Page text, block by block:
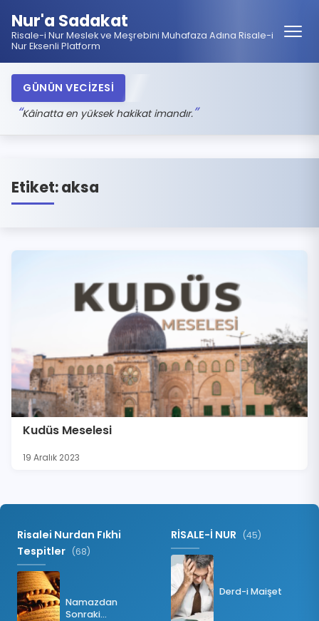
Nur'a Sadakat
Risale-i Nur Meslek ve Meşrebini Muhafaza Adına Risale-i
Nur Eksenli Platform
GÜNÜN VECİZESİ
Kâinatta en yüksek hakikat imandır.
Etiket:aksa
Kudüs Meselesi
19 Aralık 2023
Risalei Nurdan Fıkhi
Tespitler (68)
Namazdan
Sonraki
RİSALE-İ NUR (45)
Derd-i Maişet